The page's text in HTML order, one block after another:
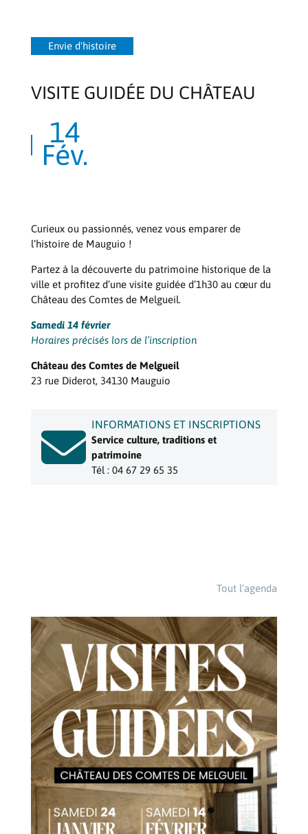
Envie d'histoire
VISITE GUIDÉE DU CHÂTEAU
14
Fév.
Curieux ou passionnés, venez vous emparer de
l’histoire de Mauguio !
Partez à la découverte du patrimoine historique de la
ville et profitez d’une visite guidée d’1h30 au cœur du
Château des Comtes de Melgueil.
Samedi 14 février
Horaires précisés lors de l’inscription
Château des Comtes de Melgueil
23 rue Diderot, 34130 Mauguio

INFORMATIONS ET INSCRIPTIONS
Service culture, traditions et
patrimoine
Tél : 04 67 29 65 35
Tout l’agenda